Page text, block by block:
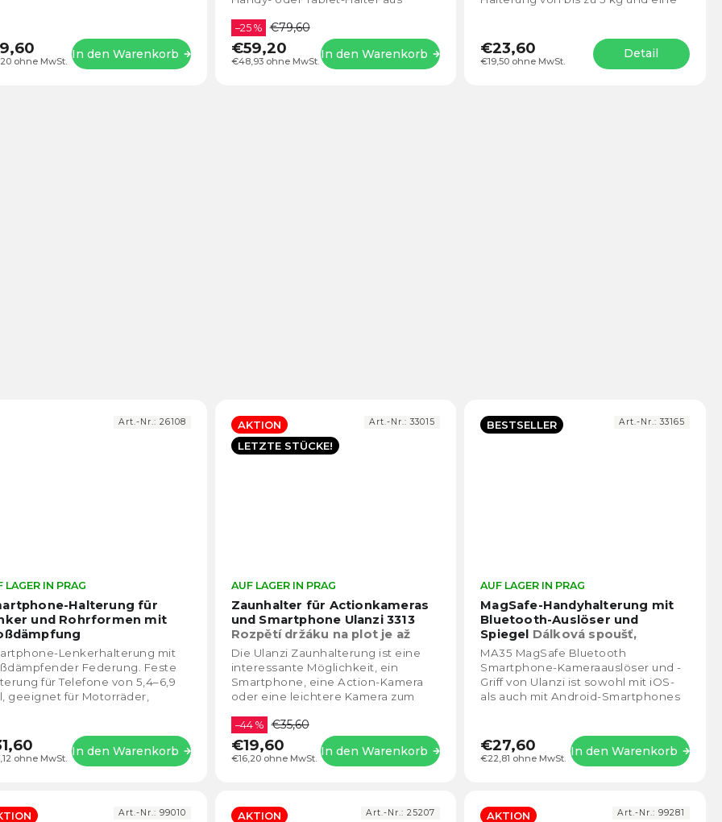
ohne MwSt. In den Warenkorb €48,93 ohne MwSt.
–25 % €79,60
€59,20 In den Warenkorb €19,50 ohne MwSt.
€23,60 Detail
Halterung für
und Rohrformen mit
durchschnittliche
Produktbewertung
Sternen.
LAGER IN PRAG
ohne MwSt. In den Warenkorb
Lenkerhalterung mit
Federung. Feste
für Telefone von 5,4–6,9
geeignet für Motorräder,
Art.-Nr.: 26108
AKTION
LETZTE STÜCKE!
Zaunhalter für Actionkameras
und Smartphone Ulanzi 3313
Rozpětí držáku na plot je až
80mm a držák mobilu 85mm
durchschnittliche
Produktbewertung
Sternen.
AUF LAGER IN PRAG
€16,20 ohne MwSt.
–44 % €35,60
€19,60 In den Warenkorb
Die Ulanzi Zaunhalterung ist eine
interessante Möglichkeit, ein
Smartphone, eine Action-Kamera
oder eine leichtere Kamera zum
Die Halterung...
Art.-Nr.:33015 BESTSELLER
MagSafe-Handyhalterung mit
Bluetooth-Auslöser und
Spiegel Dálková spoušť,
zrcátko, držák na mobil
AUF LAGER IN PRAG
€22,81 ohne MwSt.
€27,60 In den Warenkorb
MA35 MagSafe Bluetooth
Smartphone-Kameraauslöser und -
Griff von Ulanzi ist sowohl mit iOS-
als auch mit Android-Smartphones
Art.-Nr.:33165
Art.-Nr.: 99010
AKTION
Art.-Nr.:25207 AKTION Art.-Nr.: 99281